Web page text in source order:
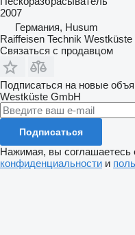
2007
Германия, Husum
Raiffeisen Technik
Связаться с продавцом
Подписаться на новые
Westküste GmbH
Подписаться
Нажимая, вы соглашаетесь
конфиденциальности и